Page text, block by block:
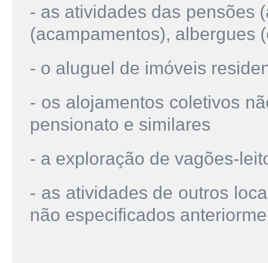
- as atividades das pensões
(acampamentos), albergues
- o aluguel de imóveis
- os alojamentos coletivos
pensionato e similares
- a exploração de vagões-
- as atividades de outros
não especificados